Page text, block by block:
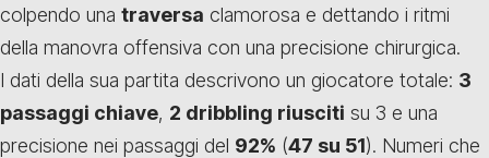
colpendo una traversa clamorosa e dettando i ritmi
della manovra offensiva con una precisione chirurgica.
I dati della sua partita descrivono un giocatore totale: 3
passaggi chiave, 2 dribbling riusciti su 3 e una
precisione nei passaggi del 92% (47 su 51). Numeri che